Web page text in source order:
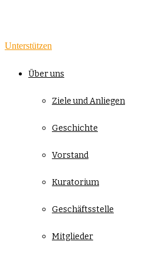
Unterstützen
Über uns
Ziele und Anliegen
Geschichte
Vorstand
Kuratorium
Geschäftsstelle
Mitglieder